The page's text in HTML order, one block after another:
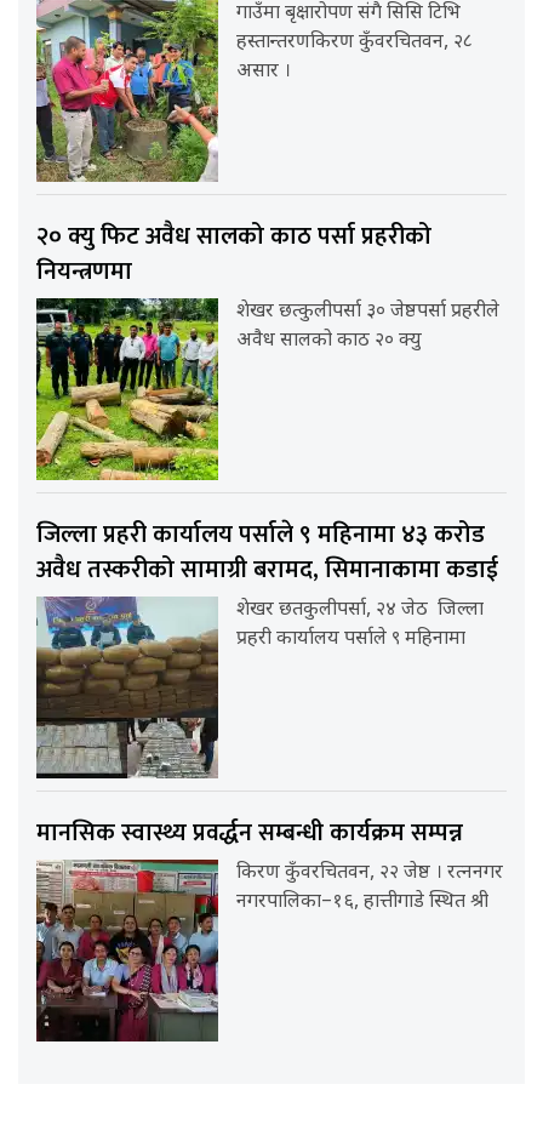
गाउँमा बृक्षारोपण संगै सिसि टिभि
हस्तान्तरणकिरण कुँवरचितवन, २८
असार ।
२० क्यु फिट अवैध सालको काठ पर्सा प्रहरीको
नियन्त्रणमा
शेखर छत्कुलीपर्सा ३० जेष्ठपर्सा प्रहरीले
अवैध सालको काठ २० क्यु
जिल्ला प्रहरी कार्यालय पर्साले ९ महिनामा ४३ करोड
अवैध तस्करीको सामाग्री बरामद, सिमानाकामा कडाई
शेखर छतकुलीपर्सा, २४ जेठ जिल्ला
प्रहरी कार्यालय पर्साले ९ महिनामा
मानसिक स्वास्थ्य प्रवर्द्धन सम्बन्धी कार्यक्रम सम्पन्न
किरण कुँवरचितवन, २२ जेष्ठ । रत्ननगर
नगरपालिका–१६, हात्तीगाडे स्थित श्री